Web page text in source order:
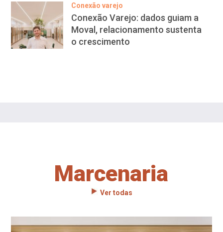
Conexão varejo
Conexão Varejo: dados guiam a
Moval, relacionamento sustenta
o crescimento
Marcenaria
Ver todas